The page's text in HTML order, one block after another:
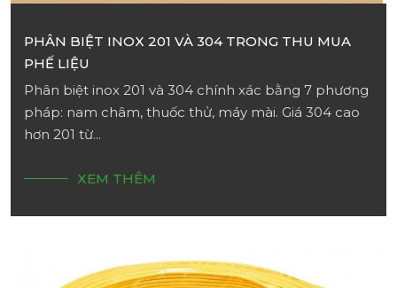
PHÂN BIỆT INOX 201 VÀ 304 TRONG THU MUA
PHẾ LIỆU
Phân biệt inox 201 và 304 chính xác bằng 7 phương
pháp: nam châm, thuốc thử, máy mài. Giá 304 cao
hơn 201 từ...
XEM THÊM